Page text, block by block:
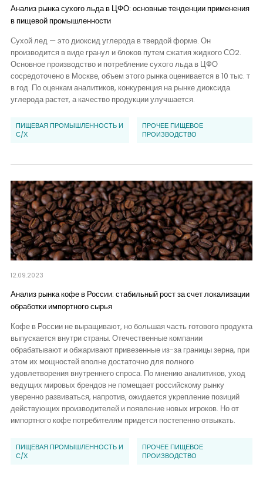
Анализ рынка сухого льда в ЦФО: основные тенденции применения
в пищевой промышленности
Сухой лед — это диоксид углерода в твердой форме. Он
производится в виде гранул и блоков путем сжатия жидкого СО2.
Основное производство и потребление сухого льда в ЦФО
сосредоточено в Москве, объем этого рынка оценивается в 10 тыс. т
в год. По оценкам аналитиков, конкуренция на рынке диоксида
углерода растет, а качество продукции улучшается.
ПИЩЕВАЯ ПРОМЫШЛЕННОСТЬ И
С/Х
ПРОЧЕЕ ПИЩЕВОЕ
ПРОИЗВОДСТВО
12.09.2023
Анализ рынка кофе в России: стабильный рост за счет локализации
обработки импортного сырья
Кофе в России не выращивают, но большая часть готового продукта
выпускается внутри страны. Отечественные компании
обрабатывают и обжаривают привезенные из-за границы зерна, при
этом их мощностей вполне достаточно для полного
удовлетворения внутреннего спроса. По мнению аналитиков, уход
ведущих мировых брендов не помещает российскому рынку
уверенно развиваться, напротив, ожидается укрепление позиций
действующих производителей и появление новых игроков. Но от
импортного кофе потребителям придется постепенно отвыкать.
ПИЩЕВАЯ ПРОМЫШЛЕННОСТЬ И
С/Х
ПРОЧЕЕ ПИЩЕВОЕ
ПРОИЗВОДСТВО